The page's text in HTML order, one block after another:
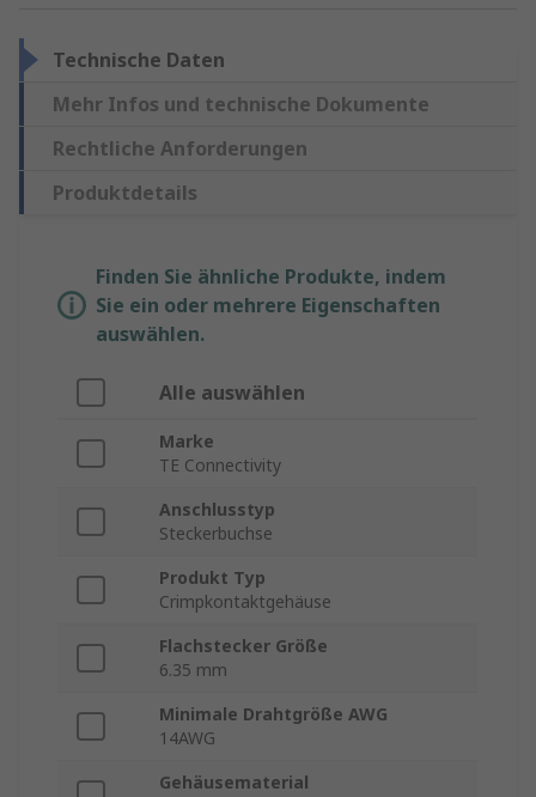
Technische Daten
Mehr Infos und technische Dokumente
Rechtliche Anforderungen
Produktdetails
Finden Sie ähnliche Produkte, indem
Sie ein oder mehrere Eigenschaften
auswählen.
Alle auswählen
Marke
TE Connectivity
Anschlusstyp
Steckerbuchse
Produkt Typ
Crimpkontaktgehäuse
Flachstecker Größe
6.35 mm
Minimale Drahtgröße AWG
14AWG
Gehäusematerial